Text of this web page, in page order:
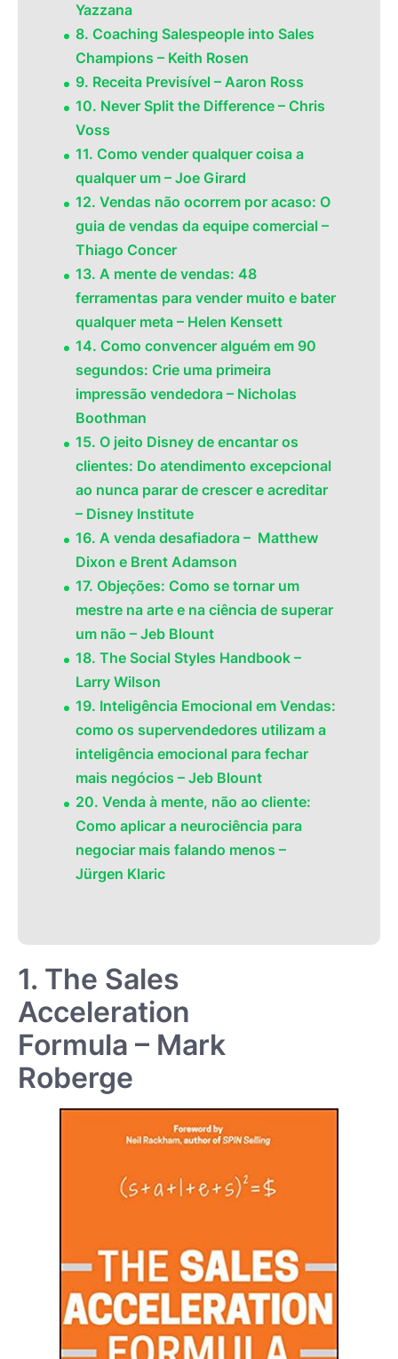
Yazzana
8. Coaching Salespeople into Sales
Champions – Keith Rosen
9. Receita Previsível – Aaron Ross
10. Never Split the Difference – Chris
Voss
11. Como vender qualquer coisa a
qualquer um – Joe Girard
12. Vendas não ocorrem por acaso: O
guia de vendas da equipe comercial –
Thiago Concer
13. A mente de vendas: 48
ferramentas para vender muito e bater
qualquer meta – Helen Kensett
14. Como convencer alguém em 90
segundos: Crie uma primeira
impressão vendedora – Nicholas
Boothman
15. O jeito Disney de encantar os
clientes: Do atendimento excepcional
ao nunca parar de crescer e acreditar
– Disney Institute
16. A venda desafiadora – Matthew
Dixon e Brent Adamson
17. Objeções: Como se tornar um
mestre na arte e na ciência de superar
um não – Jeb Blount
18. The Social Styles Handbook –
Larry Wilson
19. Inteligência Emocional em Vendas:
como os supervendedores utilizam a
inteligência emocional para fechar
mais negócios – Jeb Blount
20. Venda à mente, não ao cliente:
Como aplicar a neurociência para
negociar mais falando menos –
Jürgen Klaric
1. The Sales
Acceleration
Formula – Mark
Roberge